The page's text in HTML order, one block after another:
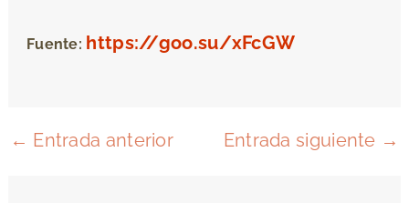
Fuente: https://goo.su/xFcGW
← Entrada anterior Entrada siguiente →